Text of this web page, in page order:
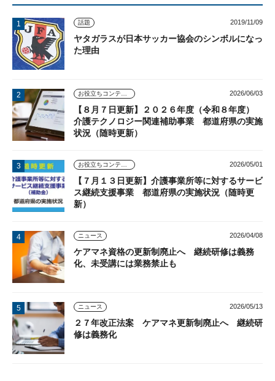
話題 2019/11/09
ヤタガラスが日本サッカー協会のシンボルになっ
た理由
お役立ちコンテンツ 2026/06/03
【８月７日更新】２０２６年度（令和８年度）
介護テクノロジー関連補助事業 都道府県の実施
状況（随時更新）
お役立ちコンテンツ 2026/05/01
【７月１３日更新】介護事業所等に対するサービ
ス継続支援事業 都道府県の実施状況（随時更
新）
ニュース 2026/04/08
ケアマネ資格の更新制廃止へ 継続研修は義務
化、未受講には業務禁止も
ニュース 2026/05/13
２７年改正法案 ケアマネ更新制廃止へ 継続研
修は義務化